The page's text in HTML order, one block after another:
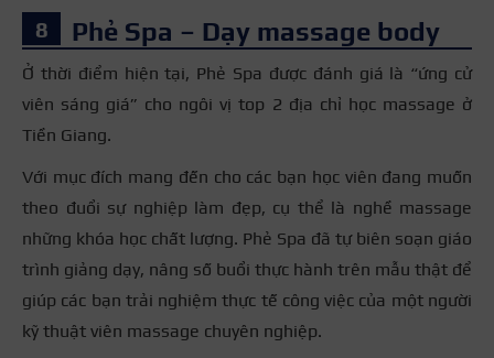
Phẻ Spa – Dạy massage body
Ở thời điểm hiện tại, Phẻ Spa được đánh giá là “ứng cử
viên sáng giá” cho ngôi vị top 2 địa chỉ học massage ở
Tiền Giang.
Với mục đích mang đến cho các bạn học viên đang muốn
theo đuổi sự nghiệp làm đẹp, cụ thể là nghề massage
những khóa học chất lượng. Phẻ Spa đã tự biên soạn giáo
trình giảng dạy, nâng số buổi thực hành trên mẫu thật để
giúp các bạn trải nghiệm thực tế công việc của một người
kỹ thuật viên massage chuyên nghiệp.